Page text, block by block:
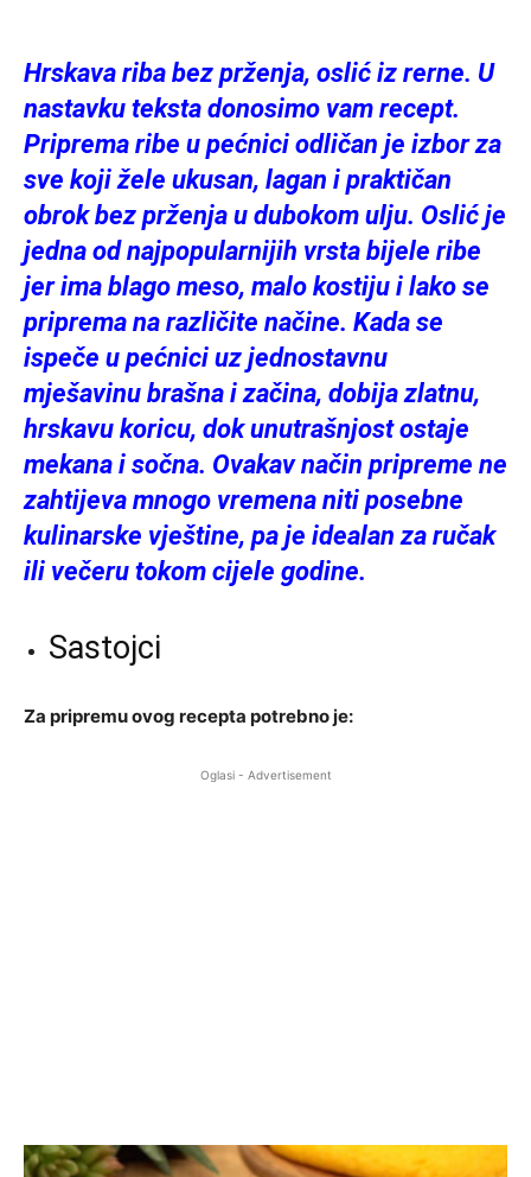
Hrskava riba bez prženja, oslić iz rerne. U
nastavku teksta donosimo vam recept.
Priprema ribe u pećnici odličan je izbor za
sve koji žele ukusan, lagan i praktičan
obrok bez prženja u dubokom ulju. Oslić je
jedna od najpopularnijih vrsta bijele ribe
jer ima blago meso, malo kostiju i lako se
priprema na različite načine. Kada se
ispeče u pećnici uz jednostavnu
mješavinu brašna i začina, dobija zlatnu,
hrskavu koricu, dok unutrašnjost ostaje
mekana i sočna. Ovakav način pripreme ne
zahtijeva mnogo vremena niti posebne
kulinarske vještine, pa je idealan za ručak
ili večeru tokom cijele godine.
Sastojci
Za pripremu ovog recepta potrebno je:
Oglasi - Advertisement